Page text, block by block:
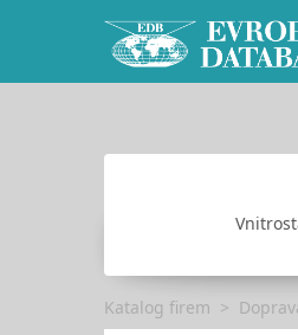
Katalog firem